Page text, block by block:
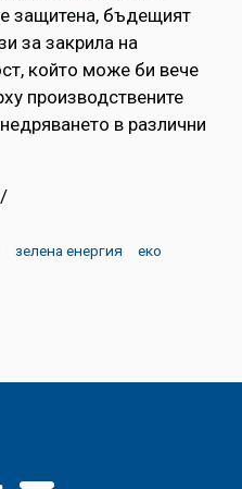
защитена, бъдещият
за закрила на
който може би вече
производствените
в различни
зелена енергия еко